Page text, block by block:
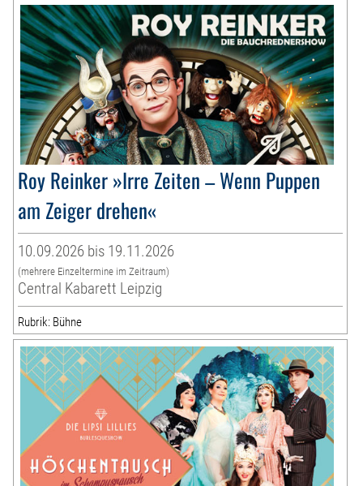
Roy Reinker »Irre Zeiten – Wenn Puppen
am Zeiger drehen«
10.09.2026 bis 19.11.2026
(mehrere Einzeltermine im Zeitraum)
Central Kabarett Leipzig
Rubrik: Bühne